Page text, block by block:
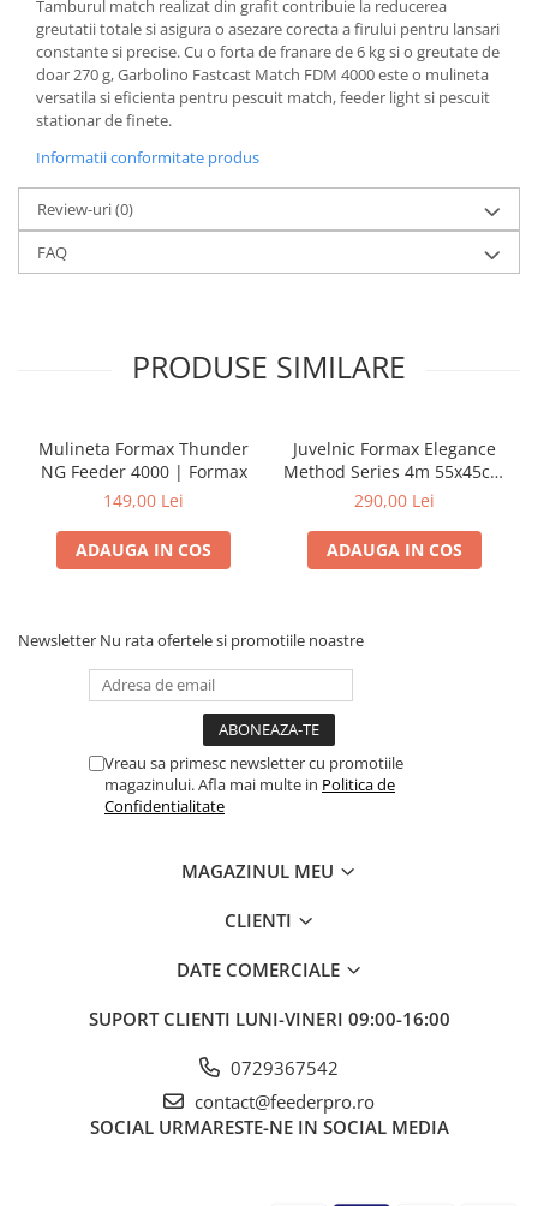
Tamburul match realizat din grafit contribuie la reducerea
greutatii totale si asigura o asezare corecta a firului pentru lansari
constante si precise. Cu o forta de franare de 6 kg si o greutate de
doar 270 g, Garbolino Fastcast Match FDM 4000 este o mulineta
versatila si eficienta pentru pescuit match, feeder light si pescuit
stationar de finete.
Informatii conformitate produs
Review-uri(0)
FAQ
PRODUSE SIMILARE
Mulineta Formax Thunder
NG Feeder 4000 | Formax
149,00 Lei
ADAUGA IN COS
Juvelnic Formax Elegance
Method Series 4m 55x45cm
| Formax
290,00 Lei
ADAUGA IN COS
Newsletter Nu rata ofertele si promotiile noastre
Vreau sa primesc newsletter cu promotiile
magazinului. Afla mai multe in Politica de
Confidentialitate
MAGAZINUL MEU
CLIENTI
DATE COMERCIALE
SUPORT CLIENTI LUNI-VINERI 09:00-16:00
0729367542
contact@feederpro.ro
SOCIAL URMARESTE-NE IN SOCIAL MEDIA